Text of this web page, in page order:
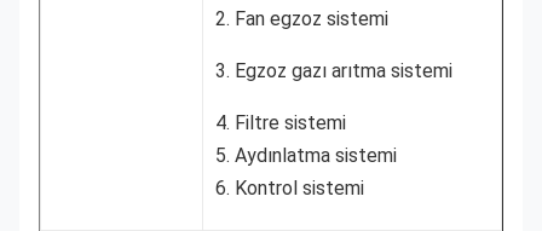
2. Fan egzoz sistemi
3. Egzoz gazı arıtma sistemi
4. Filtre sistemi
5. Aydınlatma sistemi
6. Kontrol sistemi